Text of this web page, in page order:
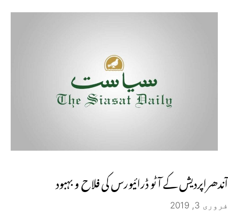
آندھراپردیش کے آٹو ڈرائیورس کی فلاح و بہبود
فروری 3, 2019